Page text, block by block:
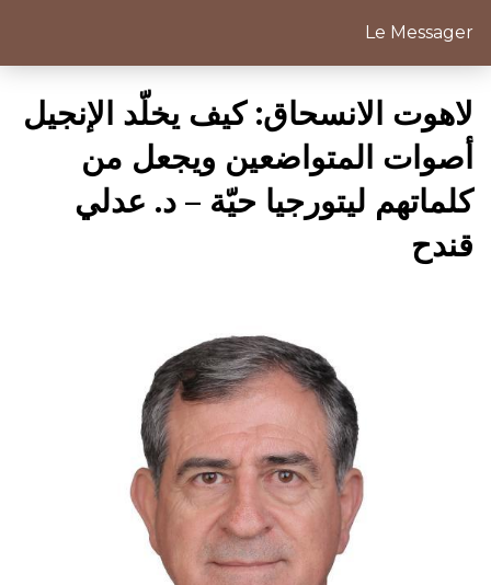
Le Messager
لاهوت الانسحاق: كيف يخلّد الإنجيل
أصوات المتواضعين ويجعل من
كلماتهم ليتورجيا حيّة – د. عدلي
قندح